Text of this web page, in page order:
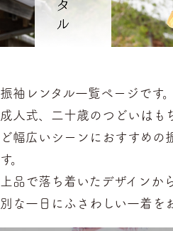
振袖レンタル一覧ページです。
成人式、二十歳のつどいはも
ど幅広いシーンにおすすめの
す。
上品で落ち着いたデザインか
別な一日にふさわしい一着を